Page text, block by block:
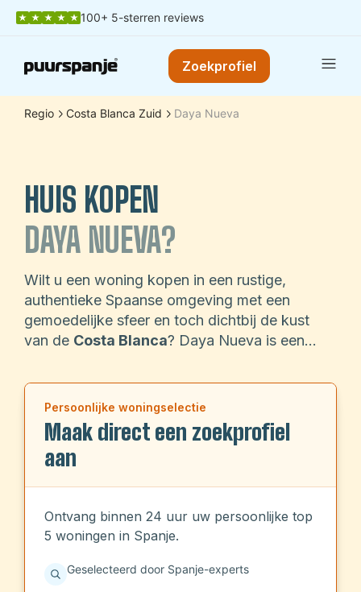
100+ 5-sterren reviews
Zoekprofiel
Regio Costa Blanca Zuid Daya Nueva
HUIS KOPEN
DAYA NUEVA?
Wilt u een woning kopen in een rustige,
authentieke Spaanse omgeving met een
gemoedelijke sfeer en toch dichtbij de kust
van de Costa Blanca? Daya Nueva is een
mediterrane leven zonder de drukte van de
toeristische gebieden. Dit charmante dorp in
de provincie Alicante combineert traditionele
Spaanse charme met moderne voorzieningen
en biedt een perfecte balans tussen rust en
Persoonlijke woningselectie
Maak direct een zoekprofiel
aan
Ontvang binnen 24 uur uw persoonlijke top
5 woningen in Spanje.
Geselecteerd door Spanje-experts